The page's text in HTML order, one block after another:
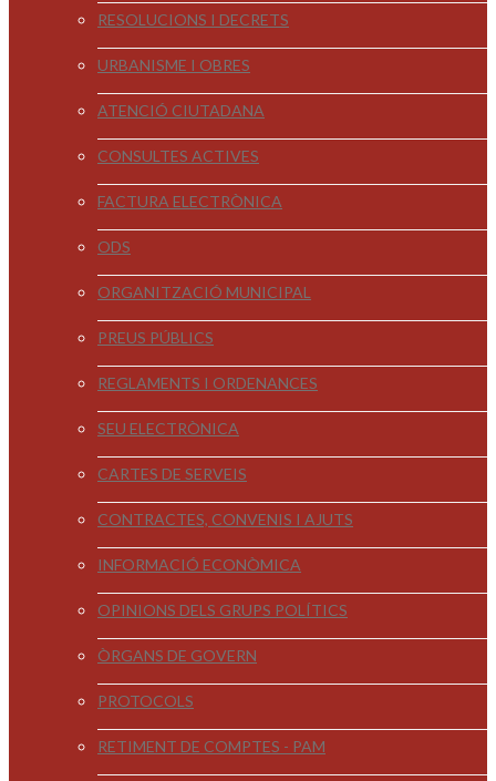
RESOLUCIONS I DECRETS
URBANISME I OBRES
ATENCIÓ CIUTADANA
CONSULTES ACTIVES
FACTURA ELECTRÒNICA
ODS
ORGANITZACIÓ MUNICIPAL
PREUS PÚBLICS
REGLAMENTS I ORDENANCES
SEU ELECTRÒNICA
CARTES DE SERVEIS
CONTRACTES, CONVENIS I AJUTS
INFORMACIÓ ECONÒMICA
OPINIONS DELS GRUPS POLÍTICS
ÒRGANS DE GOVERN
PROTOCOLS
RETIMENT DE COMPTES - PAM